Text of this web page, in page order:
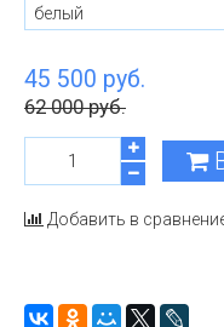
45 500 руб.
62 000 руб.
Добавить в